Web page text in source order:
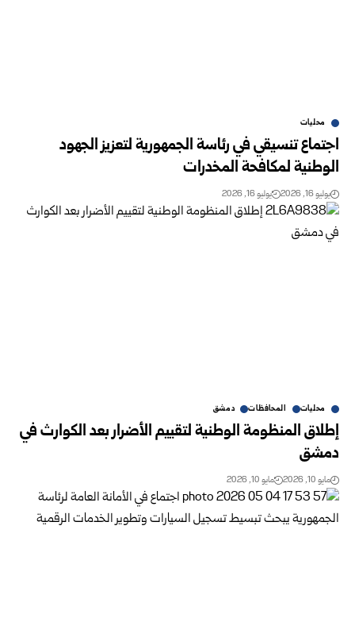
محليات
اجتماع تنسيقي في رئاسة الجمهورية لتعزيز الجهود
الوطنية لمكافحة ‏المخدرات
يوليو 16, 2026 يوليو 16, 2026
محليات المحافظات دمشق
إطلاق المنظومة الوطنية لتقييم الأضرار بعد الكوارث في
دمشق
مايو 10, 2026 مايو 10, 2026